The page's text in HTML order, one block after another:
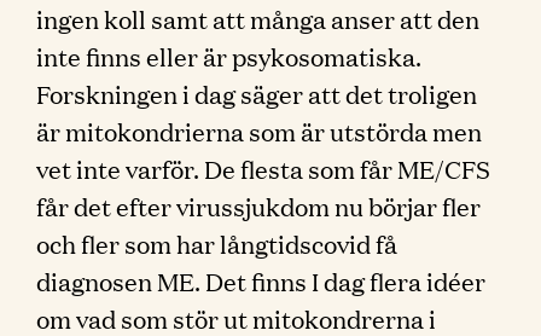
ingen koll samt att många anser att den
inte finns eller är psykosomatiska.
Forskningen i dag säger att det troligen
är mitokondrierna som är utstörda men
vet inte varför. De flesta som får ME/CFS
får det efter virussjukdom nu börjar fler
och fler som har långtidscovid få
diagnosen ME. Det finns I dag flera idéer
om vad som stör ut mitokondrerna i